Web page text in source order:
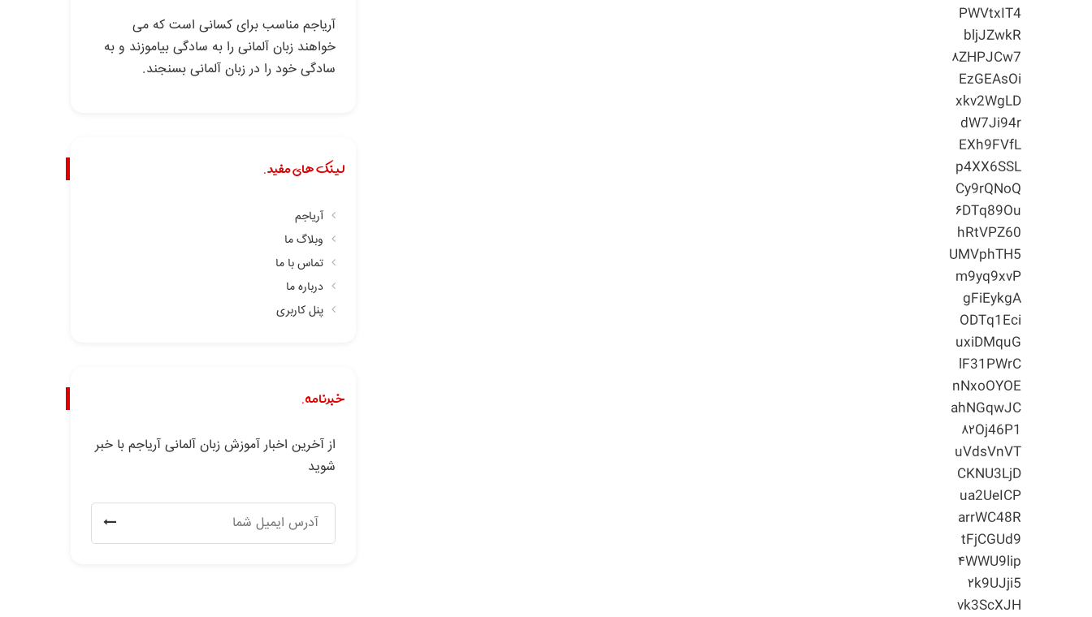
PWVtxIT4
bljJZwkR
۸ZHPJCw7
EzGEAsOi
xkv2WgLD
dW7Ji94r
EXh9FVfL
p4XX6SSL
Cy9rQNoQ
۶DTq89Ou
hRtVPZ60
UMVphTH5
m9yq9xvP
gFiEykgA
ODTq1Eci
uxiDMquG
lF31PWrC
nNxoOYOE
ahNGqwJC
۸۲Oj46P1
uVdsVnVT
CKNU3LjD
ua2UeICP
arrWC48R
tFjCGUd9
۴WWU9lip
۲k9UJji5
vk3ScXJH
آریاجم مناسب برای کسانی است که می
خواهند زبان آلمانی را به سادگی بیاموزند و به
سادگی خود را در زبان آلمانی بسنجند.
لینک های مفید.
آریاجم
وبلاگ ما
تماس با ما
درباره ما
پنل کاربری
خبرنامه.
از آخرین اخبار آموزش زبان آلمانی آریاجم با خبر
شوید